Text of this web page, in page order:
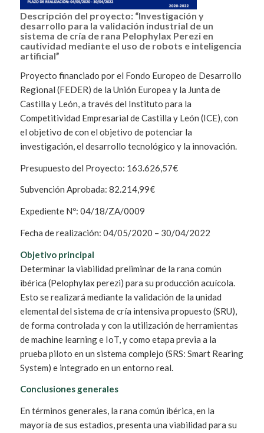
Descripción del proyecto: “Investigación y
desarrollo para la validación industrial de un
sistema de cría de rana Pelophylax Perezi en
cautividad mediante el uso de robots e inteligencia
artificial”
Proyecto financiado por el Fondo Europeo de Desarrollo
Regional (FEDER) de la Unión Europea y la Junta de
Castilla y León, a través del Instituto para la
Competitividad Empresarial de Castilla y León (ICE), con
el objetivo de con el objetivo de potenciar la
investigación, el desarrollo tecnológico y la innovación.
Presupuesto del Proyecto: 163.626,57€
Subvención Aprobada: 82.214,99€
Expediente Nº: 04/18/ZA/0009
Fecha de realización: 04/05/2020 – 30/04/2022
Objetivo principal
Determinar la viabilidad preliminar de la rana común
ibérica (Pelophylax perezi) para su producción acuícola.
Esto se realizará mediante la validación de la unidad
elemental del sistema de cría intensiva propuesto (SRU),
de forma controlada y con la utilización de herramientas
de machine learning e IoT, y como etapa previa a la
prueba piloto en un sistema complejo (SRS: Smart Rearing
System) e integrado en un entorno real.
Conclusiones generales
En términos generales, la rana común ibérica, en la
mayoría de sus estadios, presenta una viabilidad para su